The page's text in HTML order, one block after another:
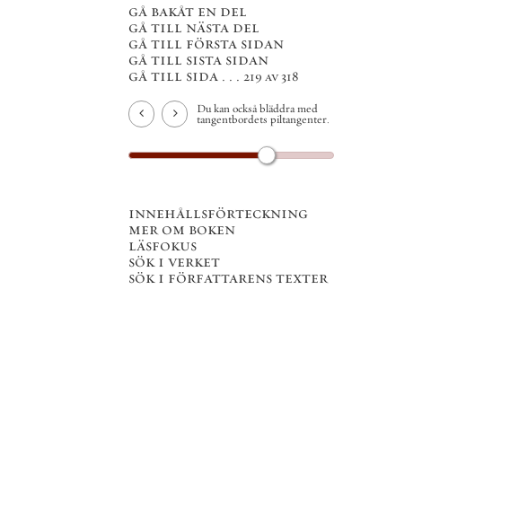
gå bakåt en del
gå till nästa del
gå till första sidan
gå till sista sidan
gå till sida . . . 219 av 318
Du kan också bläddra med
tangentbordets piltangenter.
innehållsförteckning
mer om boken
läsfokus
sök i verket
sök i författarens texter